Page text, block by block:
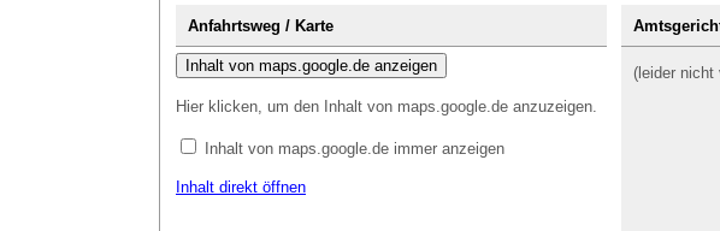
Anfahrtsweg / Karte
Inhalt von maps.google.de anzeigen
Hier klicken, um den Inhalt von maps.google.de anzuzeigen.
Inhalt von maps.google.de immer anzeigen
Inhalt direkt öffnen
(leider nicht